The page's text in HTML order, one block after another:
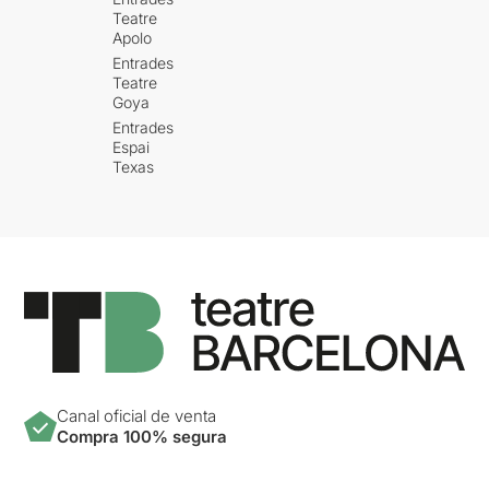
Teatre
Apolo
Entrades
Teatre
Goya
Entrades
Espai
Texas
Canal oficial de venta
Compra 100% segura